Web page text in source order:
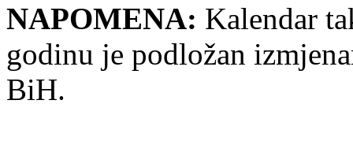
NAPOMENA: Kalendar
godinu je podložan
BiH.